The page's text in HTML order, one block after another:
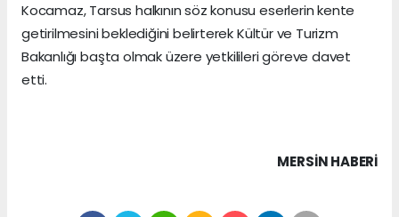
Kocamaz, Tarsus halkının söz konusu eserlerin kente
getirilmesini beklediğini belirterek Kültür ve Turizm
Bakanlığı başta olmak üzere yetkilileri göreve davet
etti.
MERSIN HABERİ